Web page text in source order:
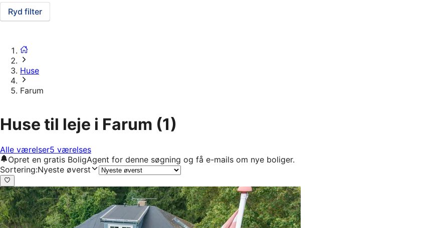
Ryd filter
Huse
Farum
Huse til leje i Farum (1)
Alle værelser5 værelses
Opret en gratis BoligAgent for denne søgning og få e-mails om nye boliger.
Sortering:Nyeste øverst